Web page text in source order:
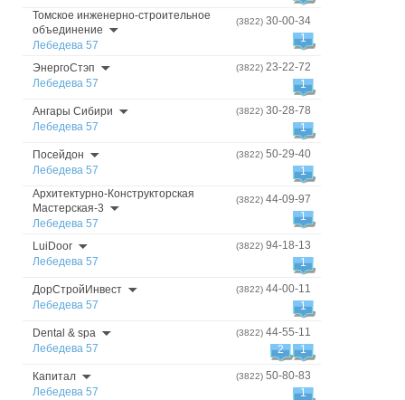
Томское инженерно-строительное
объединение
Лебедева 57
(3822) 30-00-34
1
ЭнергоСтэп
Лебедева 57
(3822) 23-22-72
1
Ангары Сибири
Лебедева 57
(3822) 30-28-78
1
Посейдон
Лебедева 57
(3822) 50-29-40
1
Архитектурно-Конструкторская
Мастерская-3
Лебедева 57
(3822) 44-09-97
1
LuiDoor
Лебедева 57
(3822) 94-18-13
1
ДорСтройИнвест
Лебедева 57
(3822) 44-00-11
1
Dental & spa
Лебедева 57
(3822) 44-55-11
1
2
Капитал
Лебедева 57
(3822) 50-80-83
1